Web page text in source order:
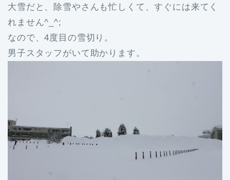
大雪だと、除雪やさんも忙しくて、すぐには来てく
れません^_^;
なので、4度目の雪切り。
男子スタッフがいて助かります。